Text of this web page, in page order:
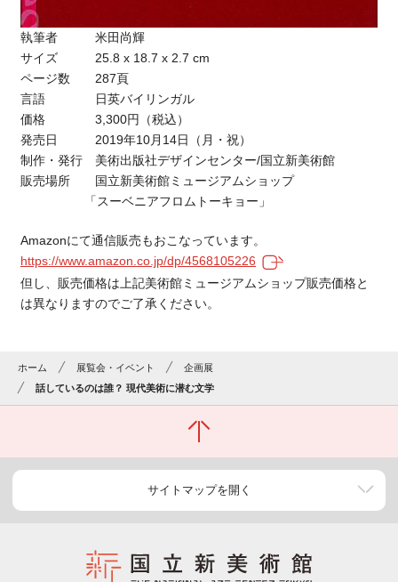
執筆者 米田尚輝
サイズ 25.8 x 18.7 x 2.7 cm
ページ数 287頁
言語 日英バイリンガル
価格 3,300円（税込）
発売日 2019年10月14日（月・祝）
制作・発行 美術出版社デザインセンター/国立新美術館
販売場所 国立新美術館ミュージアムショップ
「スーベニアフロムトーキョー」
Amazonにて通信販売もおこなっています。
https://www.amazon.co.jp/dp/4568105226
但し、販売価格は上記美術館ミュージアムショップ販売価格と
は異なりますのでご了承ください。
ホーム 展覧会・イベント
企画展
話しているのは誰？ 現代美術に潜む文学
サイトマップを開く